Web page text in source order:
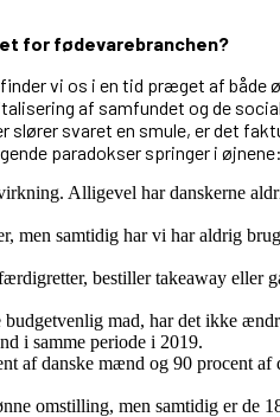
for fødevarebranchen?
vi os i en tid præget af
af samfundet og de
slører svaret en smule, er det
paradokser springer i øjnene:
Alligevel har danskerne
men samtidig har vi har aldrig
bestiller takeaway eller
budgetvenlig mad, har det ikke
i samme periode i 2019.
af danske mænd og 90 procent
omstilling, men samtidig er de